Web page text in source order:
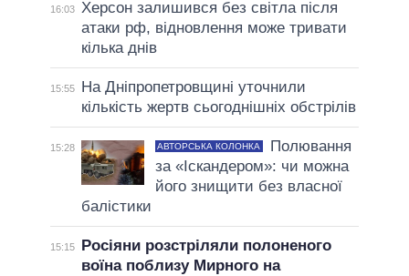
16:03 Херсон залишився без світла після
атаки рф, відновлення може тривати
кілька днів
15:55
На Дніпропетровщині уточнили
кількість жертв сьогоднішніх обстрілів
15:28 АВТОРСЬКА КОЛОНКА
Полювання
за «Іскандером»: чи можна
його знищити без власної
балістики
15:15
Росіяни розстріляли полоненого
воїна поблизу Мирного на